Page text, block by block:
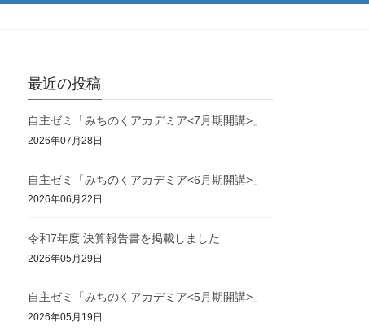
最近の投稿
自主ゼミ「みちのくアカデミア<7月期開講>」
2026年07月28日
自主ゼミ「みちのくアカデミア<6月期開講>」
2026年06月22日
令和7年度 決算報告書を掲載しました
2026年05月29日
自主ゼミ「みちのくアカデミア<5月期開講>」
2026年05月19日